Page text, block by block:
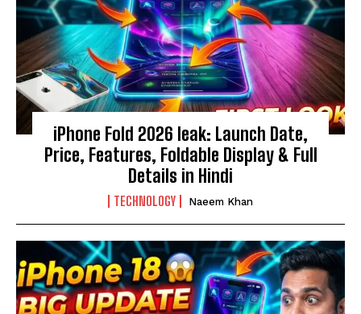
iPhone Fold 2026 leak: Launch Date,
Price, Features, Foldable Display & Full
Details in Hindi
TECHNOLOGY Naeem Khan